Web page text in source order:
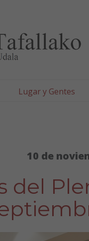
Lugar y Gentes
10 de
del